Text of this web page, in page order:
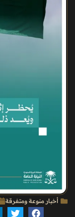
أخبار منوعة ومتفرقة